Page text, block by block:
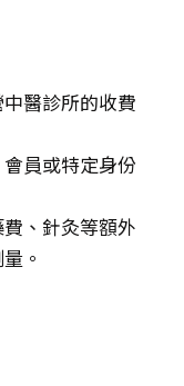
醫診所的收費
員或特定身份
、針灸等額外
。